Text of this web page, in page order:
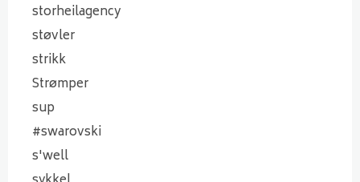
storheilagency
støvler
strikk
Strømper
sup
#swarovski
s'well